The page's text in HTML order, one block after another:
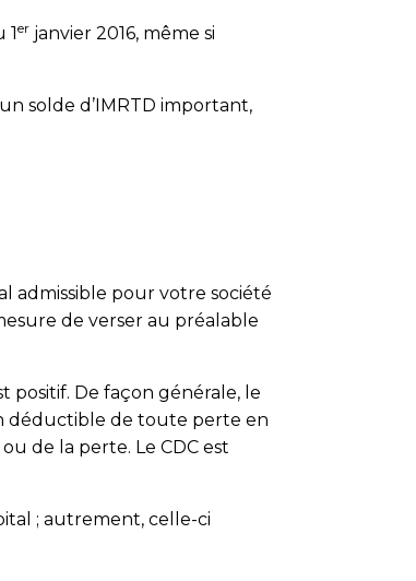
1er janvier 2016, même si
solde d’IMRTD important,
admissible pour votre société
de verser au préalable
positif. De façon générale, le
déductible de toute perte en
de la perte. Le CDC est
; autrement, celle-ci